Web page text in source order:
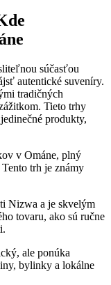
súčasťou
autentické suveníry.
tradičných
Tieto trhy
produkty,
v Ománe, plný
trh je známy
Nizwa a je skvelým
tovaru, ako sú ručne
ale ponúka
bylinky a lokálne